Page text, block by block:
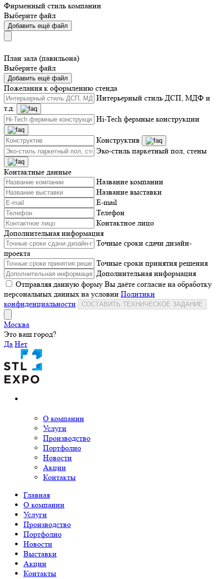
Фирменный стиль компании
Выберите файл
Добавить ещё файл
План зала (павильона)
Выберите файл
Добавить ещё файл
Пожелания к оформлению стенда
Интерьерный стиль ДСП, МДФ и
т.д.
Hi-Tech фермные конструкции
Конструктив
Эко-стиль паркетный пол, стены
Контактные данные
Название компании
Название выставки
E-mail
Телефон
Контактное лицо
Дополнительная информация
Точные сроки сдачи дизайн-
проекта
Точные сроки принятия решения
Дополнительная информация
Отправляя данную форму Вы даёте согласие на обработку
персональных данных на условии Политики
конфиденциальности
СОСТАВИТЬ ТЕХНИЧЕСКОЕ ЗАДАНИЕ
Москва
Это ваш город?
Да Нет
О компании
Услуги
Производство
Портфолио
Новости
Акции
Контакты
Главная
О компании
Услуги
Производство
Портфолио
Новости
Выставки
Акции
Контакты